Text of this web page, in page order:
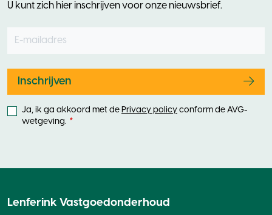
U kunt zich hier inschrijven voor onze nieuwsbrief.
Leave
Inschrijven
Ja, ik ga akkoord met de Privacy policy conform de AVG-
wetgeving.
Lenferink Vastgoedonderhoud